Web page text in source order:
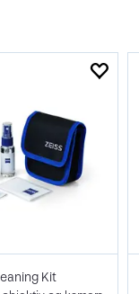
Kit